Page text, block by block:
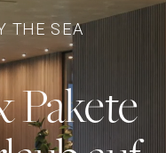
Pakete
THE SEA